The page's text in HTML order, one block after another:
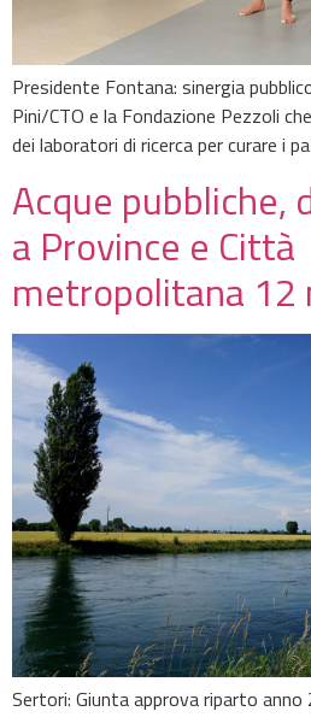
Presidente Fontana: sinergia
Pini/CTO e la Fondazione Pezzoli
dei laboratori di ricerca per curare i
Acque pubbliche,
a Province e Città
metropolitana 12
Sertori: Giunta approva riparto